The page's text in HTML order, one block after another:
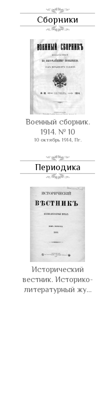
Сборники
Военный сборник.
1914. № 10
10 октябрь 1914, Пг.
Периодика
Исторический
вестник. Историко-
литературный жу…